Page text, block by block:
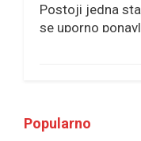
Postoji jedna
se uporno
Popularno